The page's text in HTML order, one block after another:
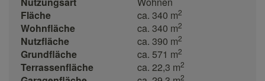
Fläche
ca. 340 m2
Wohnfläche ca. 340 m2
Nutzfläche ca. 390 m2
Grundfläche ca. 571 m2
Terrassenfläche ca. 22,3 m2
2